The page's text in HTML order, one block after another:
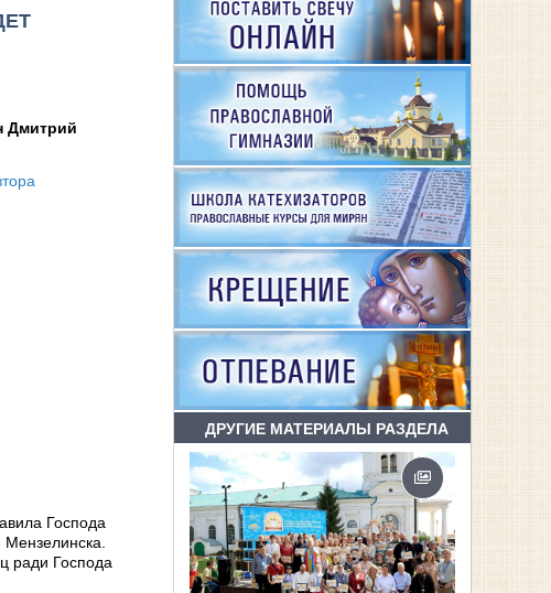
Дмитрий
Господа
ради Господа
ДРУГИЕ МАТЕРИАЛЫ РАЗДЕЛА